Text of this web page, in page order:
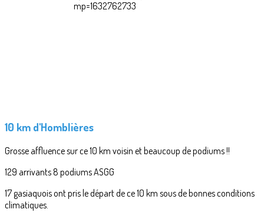
10 km d'Homblières
Grosse affluence sur ce 10 km voisin et beaucoup de podiums !!
129 arrivants 8 podiums ASGG
17 gasiaquois ont pris le départ de ce 10 km sous de bonnes conditions
climatiques.